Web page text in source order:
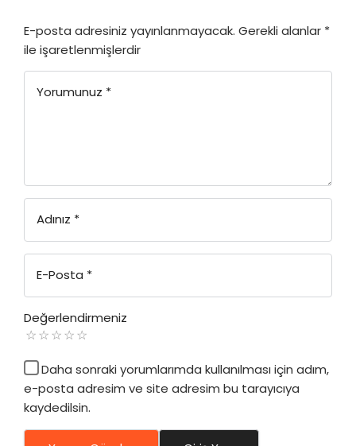
E-posta adresiniz yayınlanmayacak. Gerekli alanlar *
ile işaretlenmişlerdir
Yorumunuz *
Adınız *
E-Posta *
Değerlendirmeniz
Daha sonraki yorumlarımda kullanılması için adım,
e-posta adresim ve site adresim bu tarayıcıya
kaydedilsin.